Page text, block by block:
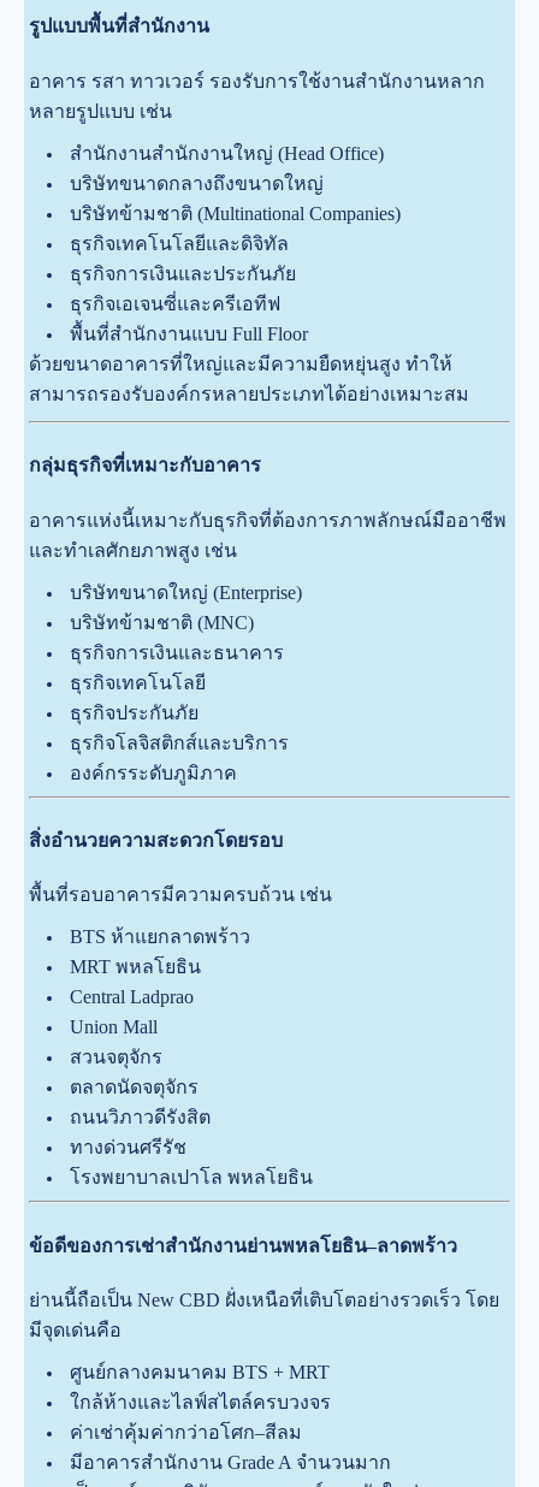
รูปแบบพื้นที่สำนักงาน
อาคาร รสา ทาวเวอร์ รองรับการใช้งานสำนักงานหลาก
หลายรูปแบบ เช่น
สำนักงานสำนักงานใหญ่ (Head Office)
บริษัทขนาดกลางถึงขนาดใหญ่
บริษัทข้ามชาติ (Multinational Companies)
ธุรกิจเทคโนโลยีและดิจิทัล
ธุรกิจการเงินและประกันภัย
ธุรกิจเอเจนซี่และครีเอทีฟ
พื้นที่สำนักงานแบบ Full Floor
ด้วยขนาดอาคารที่ใหญ่และมีความยืดหยุ่นสูง ทำให้
สามารถรองรับองค์กรหลายประเภทได้อย่างเหมาะสม
กลุ่มธุรกิจที่เหมาะกับอาคาร
อาคารแห่งนี้เหมาะกับธุรกิจที่ต้องการภาพลักษณ์มืออาชีพ
และทำเลศักยภาพสูง เช่น
บริษัทขนาดใหญ่ (Enterprise)
บริษัทข้ามชาติ (MNC)
ธุรกิจการเงินและธนาคาร
ธุรกิจเทคโนโลยี
ธุรกิจประกันภัย
ธุรกิจโลจิสติกส์และบริการ
องค์กรระดับภูมิภาค
สิ่งอำนวยความสะดวกโดยรอบ
พื้นที่รอบอาคารมีความครบถ้วน เช่น
BTS ห้าแยกลาดพร้าว
MRT พหลโยธิน
Central Ladprao
Union Mall
สวนจตุจักร
ตลาดนัดจตุจักร
ถนนวิภาวดีรังสิต
ทางด่วนศรีรัช
โรงพยาบาลเปาโล พหลโยธิน
ข้อดีของการเช่าสำนักงานย่านพหลโยธิน–ลาดพร้าว
ย่านนี้ถือเป็น New CBD ฝั่งเหนือที่เติบโตอย่างรวดเร็ว โดย
มีจุดเด่นคือ
ศูนย์กลางคมนาคม BTS + MRT
ใกล้ห้างและไลฟ์สไตล์ครบวงจร
ค่าเช่าคุ้มค่ากว่าอโศก–สีลม
มีอาคารสำนักงาน Grade A จำนวนมาก